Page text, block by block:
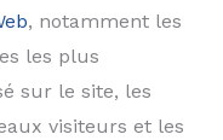
, notamment les
les plus
sur le site, les
visiteurs et les